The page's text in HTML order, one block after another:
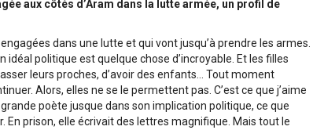
aux côtés d’Aram dans la lutte armée, un profil de
dans une lutte et qui vont jusqu’à prendre les armes.
politique est quelque chose d’incroyable. Et les filles
leurs proches, d’avoir des enfants… Tout moment
Alors, elles ne se le permettent pas. C’est ce que j’aime
poète jusque dans son implication politique, ce que
prison, elle écrivait des lettres magnifique. Mais tout le